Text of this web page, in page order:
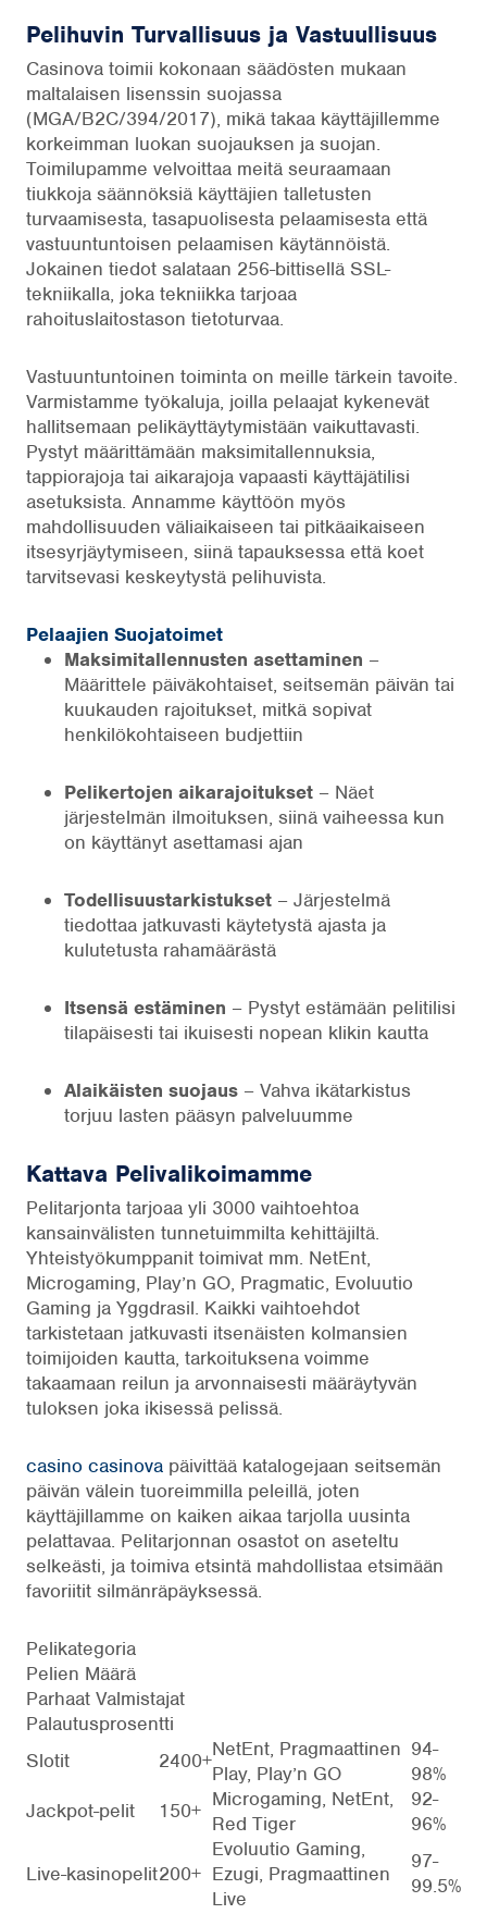
Pelihuvin Turvallisuus ja Vastuullisuus
Casinova toimii kokonaan säädösten mukaan
maltalaisen lisenssin suojassa
(MGA/B2C/394/2017), mikä takaa käyttäjillemme
korkeimman luokan suojauksen ja suojan.
Toimilupamme velvoittaa meitä seuraamaan
tiukkoja säännöksiä käyttäjien talletusten
turvaamisesta, tasapuolisesta pelaamisesta että
vastuuntuntoisen pelaamisen käytännöistä.
Jokainen tiedot salataan 256-bittisellä SSL-
tekniikalla, joka tekniikka tarjoaa
rahoituslaitostason tietoturvaa.
Vastuuntuntoinen toiminta on meille tärkein tavoite.
Varmistamme työkaluja, joilla pelaajat kykenevät
hallitsemaan pelikäyttäytymistään vaikuttavasti.
Pystyt määrittämään maksimitallennuksia,
tappiorajoja tai aikarajoja vapaasti käyttäjätilisi
asetuksista. Annamme käyttöön myös
mahdollisuuden väliaikaiseen tai pitkäaikaiseen
itsesyrjäytymiseen, siinä tapauksessa että koet
tarvitsevasi keskeytystä pelihuvista.
Pelaajien Suojatoimet
Maksimitallennusten asettaminen –
Määrittele päiväkohtaiset, seitsemän päivän tai
kuukauden rajoitukset, mitkä sopivat
henkilökohtaiseen budjettiin
Pelikertojen aikarajoitukset– Näet
järjestelmän ilmoituksen, siinä vaiheessa kun
on käyttänyt asettamasi ajan
Todellisuustarkistukset– Järjestelmä
tiedottaa jatkuvasti käytetystä ajasta ja
kulutetusta rahamäärästä
Itsensä estäminen – Pystyt estämään pelitilisi
tilapäisesti tai ikuisesti nopean klikin kautta
Alaikäisten suojaus– Vahva ikätarkistus
torjuu lasten pääsyn palveluumme
Kattava Pelivalikoimamme
Pelitarjonta tarjoaa yli 3000 vaihtoehtoa
kansainvälisten tunnetuimmilta kehittäjiltä.
Yhteistyökumppanit toimivat mm. NetEnt,
Microgaming, Play’n GO, Pragmatic, Evoluutio
Gaming ja Yggdrasil. Kaikki vaihtoehdot
tarkistetaan jatkuvasti itsenäisten kolmansien
toimijoiden kautta, tarkoituksena voimme
takaamaan reilun ja arvonnaisesti määräytyvän
tuloksen joka ikisessä pelissä.
casino casinovapäivittää katalogejaan seitsemän
päivän välein tuoreimmilla peleillä, joten
käyttäjillamme on kaiken aikaa tarjolla uusinta
pelattavaa. Pelitarjonnan osastot on aseteltu
selkeästi, ja toimiva etsintä mahdollistaa etsimään
favoriitit silmänräpäyksessä.
Pelikategoria
Pelien Määrä
Parhaat Valmistajat
Palautusprosentti
Slotit
2400+NetEnt, Pragmaattinen
Play, Play’n GO
94-
98%
Jackpot-pelit
150+ Microgaming, NetEnt,
Red Tiger
92-
96%
Live-kasinopelit200+
Evoluutio Gaming,
Ezugi, Pragmaattinen
Live
97-
99.5%